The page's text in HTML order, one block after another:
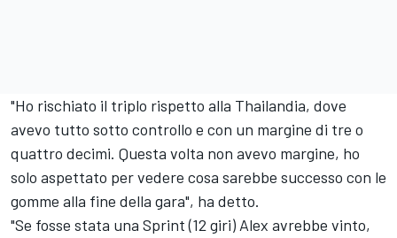
"Ho rischiato il triplo rispetto alla Thailandia, dove
avevo tutto sotto controllo e con un margine di tre o
quattro decimi. Questa volta non avevo margine, ho
solo aspettato per vedere cosa sarebbe successo con le
gomme alla fine della gara", ha detto.
"Se fosse stata una Sprint (12 giri) Alex avrebbe vinto,